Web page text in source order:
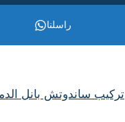
راسلنا
تركيب ساندوتش بانل